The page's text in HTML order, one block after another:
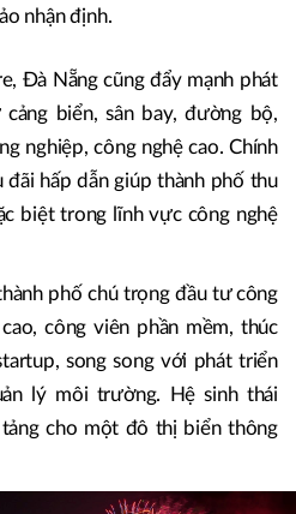
nhận định.
Đà Nẵng cũng đẩy mạnh phát
biển, sân bay, đường bộ,
nghiệp, công nghệ cao. Chính
đãi hấp dẫn giúp thành phố thu
biệt trong lĩnh vực công nghệ
phố chú trọng đầu tư công
công viên phần mềm, thúc
song song với phát triển
lý môi trường. Hệ sinh thái
cho một đô thị biển thông